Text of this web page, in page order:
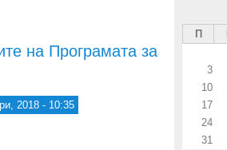
на Програмата за
2018 - 10:35
П
3
10
17
24
31